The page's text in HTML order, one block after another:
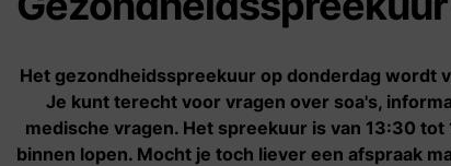
Geldproblemen
Onder invloed van geweld
Nieuws
Onze
Het gezondheidsspreekuur op donderdag wordt
Je kunt terecht voor vragen over soa's,
medische vragen. Het spreekuur is van 13:30
binnen lopen. Mocht je toch liever een afspraak